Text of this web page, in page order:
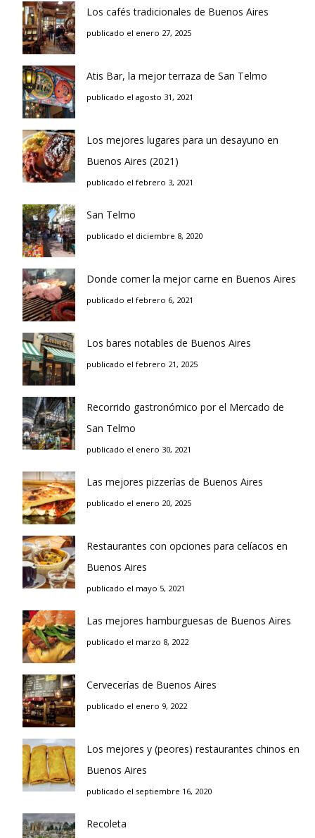
Los cafés tradicionales de Buenos Aires
publicado el enero 27, 2025
Atis Bar, la mejor terraza de San Telmo
publicado el agosto 31, 2021
Los mejores lugares para un desayuno en
Buenos Aires (2021)
publicado el febrero 3, 2021
San Telmo
publicado el diciembre 8, 2020
Donde comer la mejor carne en Buenos Aires
publicado el febrero 6, 2021
Los bares notables de Buenos Aires
publicado el febrero 21, 2025
Recorrido gastronómico por el Mercado de
San Telmo
publicado el enero 30, 2021
Las mejores pizzerías de Buenos Aires
publicado el enero 20, 2025
Restaurantes con opciones para celíacos en
Buenos Aires
publicado el mayo 5, 2021
Las mejores hamburguesas de Buenos Aires
publicado el marzo 8, 2022
Cervecerías de Buenos Aires
publicado el enero 9, 2022
Los mejores y (peores) restaurantes chinos en
Buenos Aires
publicado el septiembre 16, 2020
Recoleta